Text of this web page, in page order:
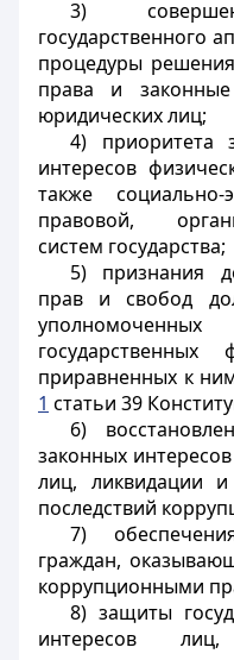
3)
государственного
процедуры
права и
юридических лиц;
4) приоритета
интересов
также социально-
правовой,
систем государства;
5) признания
прав и свобод
приравненных к
1 статьи 39
6)
законных
лиц, ликвидации
последствий
7)
граждан,
коррупционными
8) защиты
интересов